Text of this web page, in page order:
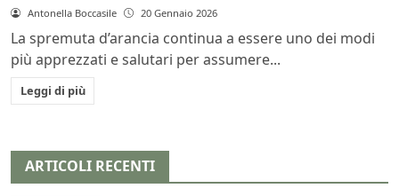
Antonella Boccasile 20 Gennaio 2026
La spremuta d’arancia continua a essere uno dei modi
più apprezzati e salutari per assumere...
Leggi di più
ARTICOLI RECENTI